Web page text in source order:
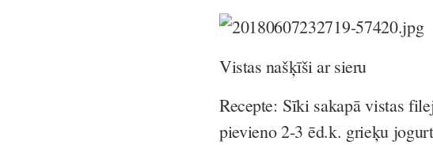
Vistas našķīši ar sieru
Recepte: Sīki sakapā vistas
pievieno 2-3 ēd.k. grieķu